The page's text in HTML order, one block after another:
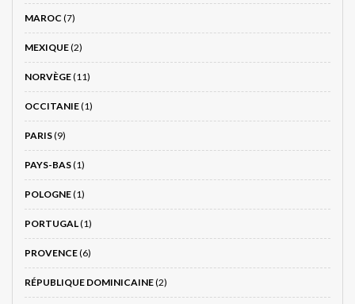
MAROC (7)
MEXIQUE(2)
NORVÈGE(11)
OCCITANIE(1)
PARIS(9)
PAYS-BAS(1)
POLOGNE(1)
PORTUGAL(1)
PROVENCE(6)
RÉPUBLIQUE DOMINICAINE(2)